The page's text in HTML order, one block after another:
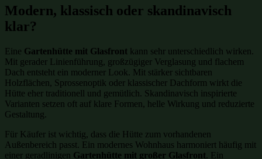
Modern, klassisch oder skandinavisch
klar?
Eine Gartenhütte mit Glasfront kann sehr unterschiedlich wirken.
Mit gerader Linienführung, großzügiger Verglasung und flachem
Dach entsteht ein moderner Look. Mit stärker sichtbaren
Holzflächen, Sprossenoptik oder klassischer Dachform wirkt die
Hütte eher traditionell und gemütlich. Skandinavisch inspirierte
Varianten setzen oft auf klare Formen, helle Wirkung und reduzierte
Gestaltung.
Für Käufer ist wichtig, dass die Hütte zum vorhandenen
Außenbereich passt. Ein modernes Wohnhaus harmoniert häufig mit
einer geradlinigen Gartenhütte mit großer Glasfront. Ein